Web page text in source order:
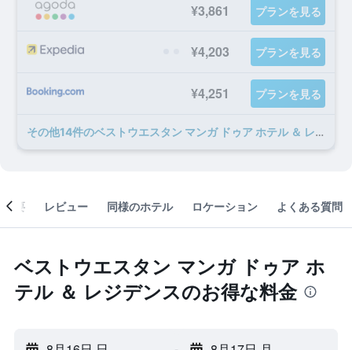
¥3,861 プランを見る
¥4,203 プランを見る
¥4,251 プランを見る
​その他14​件のベストウエスタン マンガ ドゥア ホテル ＆ レジデンスのオファー
概要 レビュー 同様のホテル ロケーション よくある質問
ベストウエスタン マンガ ドゥア ホ
テル ＆ レジデンスのお得な料金